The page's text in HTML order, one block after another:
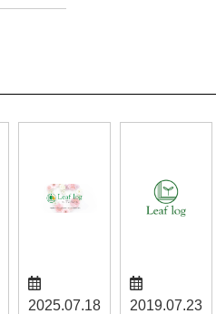
2025.07.18 2019.07.23